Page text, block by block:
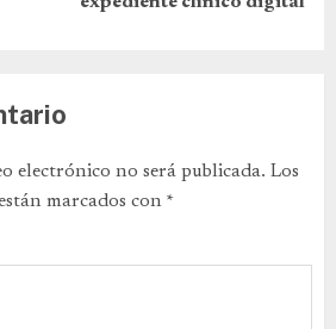
electrónico no será publicada. Los
marcados con *